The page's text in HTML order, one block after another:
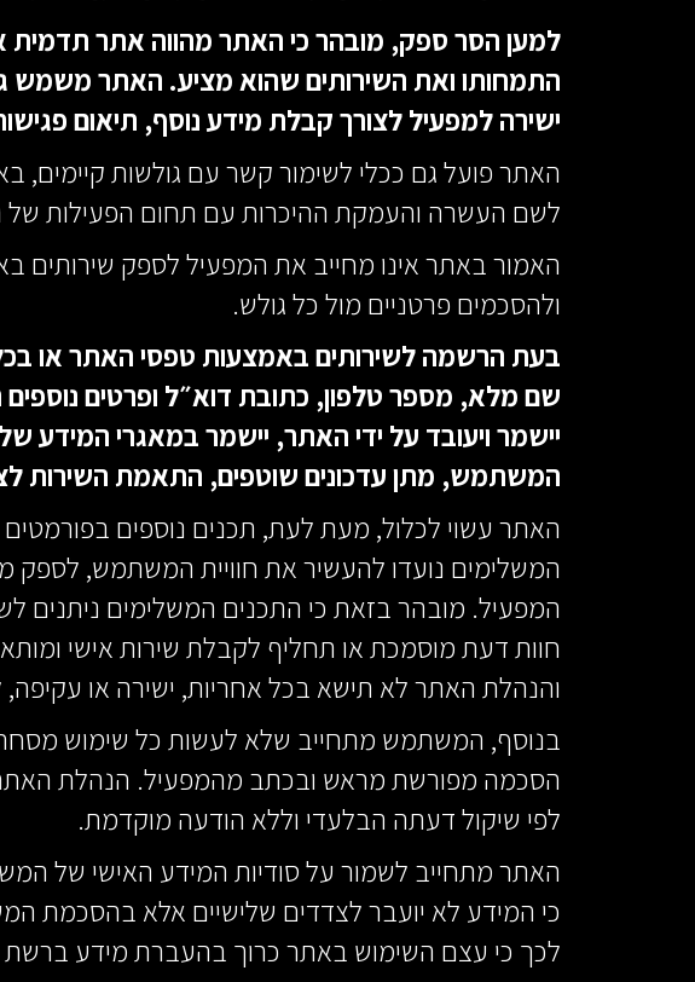
למען הסר ספק, מובהר כי האתר מהווה אתר תדמית
התמחותו ואת השירותים שהוא מציע. האתר משמש
ישירה למפעיל לצורך קבלת מידע נוסף, תיאום
האתר פועל גם ככלי לשימור קשר עם גולשות קיימים,
לשם העשרה והעמקת ההיכרות עם תחום הפעילות של
האמור באתר אינו מחייב את המפעיל לספק שירותים
ולהסכמים פרטניים מול כל גולש.
בעת הרשמה לשירותים באמצעות טפסי האתר או
שם מלא, מספר טלפון, כתובת דוא״ל ופרטים
יישמר ויעובד על ידי האתר, יישמר במאגרי המידע
המשתמש, מתן עדכונים שוטפים, התאמת השירות
האתר עשוי לכלול, מעת לעת, תכנים נוספים בפורמטים
המשלימים נועדו להעשיר את חוויית המשתמש, לספק
המפעיל. מובהר בזאת כי התכנים המשלימים ניתנים
חוות דעת מוסמכת או תחליף לקבלת שירות אישי
והנהלת האתר לא תישא בכל אחריות, ישירה או
בנוסף, המשתמש מתחייב שלא לעשות כל שימוש
הסכמה מפורשת מראש ובכתב מהמפעיל. הנהלת
לפי שיקול דעתה הבלעדי וללא הודעה מוקדמת.
האתר מתחייב לשמור על סודיות המידע האישי של
כי המידע לא יועבר לצדדים שלישיים אלא בהסכמת
לכך כי עצם השימוש באתר כרוך בהעברת מידע ברשת